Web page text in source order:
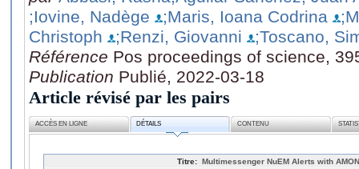
;Iovine, Nadège
;Maris, Ioana Codrina
Christoph
;Renzi, Giovanni
;Toscano,
Référence Pos proceedings of science,
Publication Publié, 2022-03-18
Article révisé par les pairs
ACCÈS EN LIGNE DÉTAILS CONTENU
Titre: Multimessenger NuEM Alerts with AMON